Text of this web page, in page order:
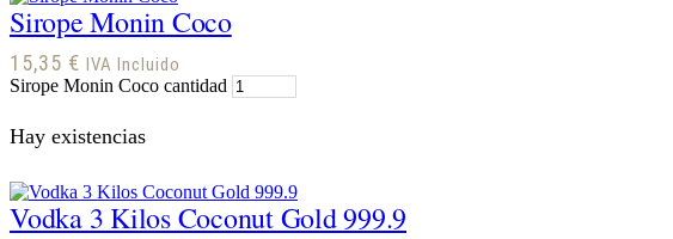
Sirope Monin Coco
15,35 € IVA Incluido
Sirope Monin Coco cantidad
Hay existencias
Vodka 3 Kilos Coconut Gold 999.9